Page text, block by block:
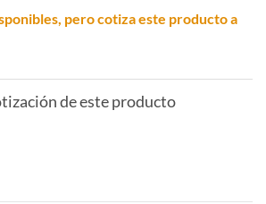
pero cotiza este producto a
de este producto